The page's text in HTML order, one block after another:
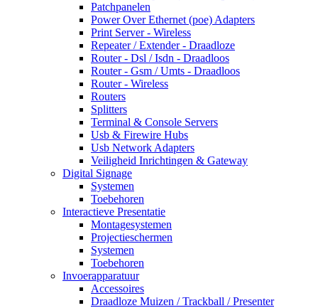
Patchpanelen
Power Over Ethernet (poe) Adapters
Print Server - Wireless
Repeater / Extender - Draadloze
Router - Dsl / Isdn - Draadloos
Router - Gsm / Umts - Draadloos
Router - Wireless
Routers
Splitters
Terminal & Console Servers
Usb & Firewire Hubs
Usb Network Adapters
Veiligheid Inrichtingen & Gateway
Digital Signage
Systemen
Toebehoren
Interactieve Presentatie
Montagesystemen
Projectieschermen
Systemen
Toebehoren
Invoerapparatuur
Accessoires
Draadloze Muizen / Trackball / Presenter